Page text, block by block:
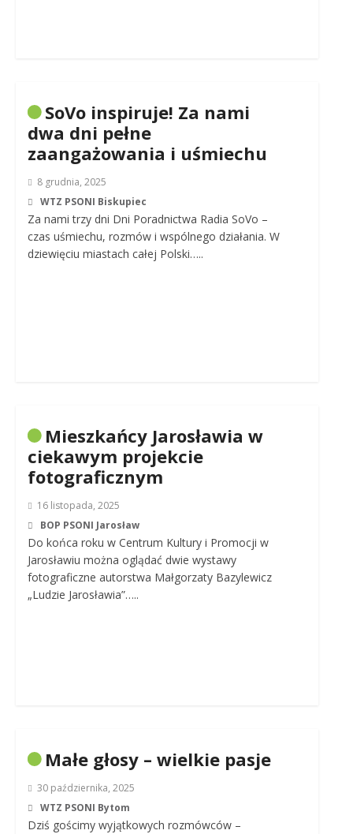
SoVo inspiruje! Za nami
dwa dni pełne
zaangażowania i uśmiechu
8 grudnia, 2025
WTZ PSONI Biskupiec
Za nami trzy dni Dni Poradnictwa Radia SoVo –
czas uśmiechu, rozmów i wspólnego działania. W
dziewięciu miastach całej Polski…..
Mieszkańcy Jarosławia w
ciekawym projekcie
fotograficznym
16 listopada, 2025
BOP PSONI Jarosław
Do końca roku w Centrum Kultury i Promocji w
Jarosławiu można oglądać dwie wystawy
fotograficzne autorstwa Małgorzaty Bazylewicz
„Ludzie Jarosławia”…..
Małe głosy – wielkie pasje
30 października, 2025
WTZ PSONI Bytom
Dziś gościmy wyjątkowych rozmówców –